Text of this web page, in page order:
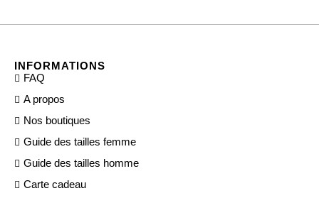
INFORMATIONS
FAQ
A propos
Nos boutiques
Guide des tailles femme
Guide des tailles homme
Carte cadeau